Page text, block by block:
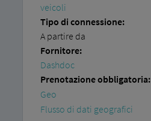
veicoli
Tipo di connessione:
A partire da
Fornitore:
Dashdoc
Prenotazione obbligatoria:
Geo
Flusso di dati geografici